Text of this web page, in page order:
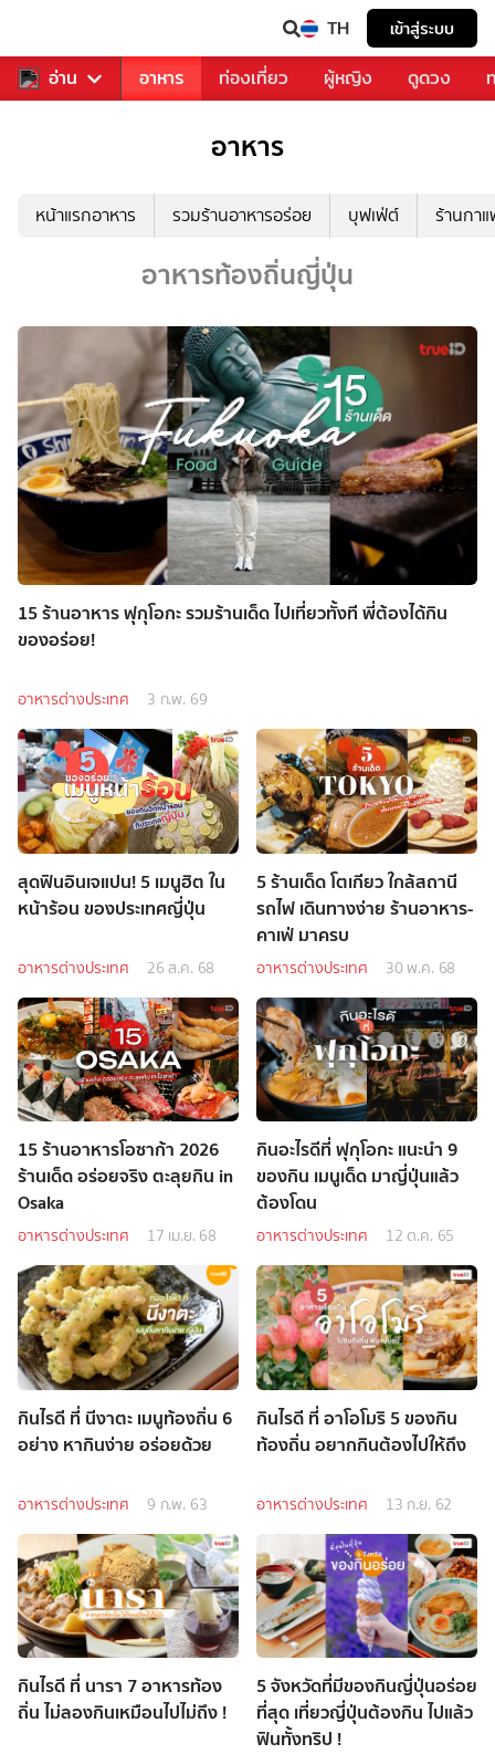
TH เข้าสู่ระบบ
อ่าน
รวงการเพลง อาหาร ท่องเที่ยว ผู้หญิง ดูดวง
อาหาร
หน้าแรกอาหาร รวมร้านอาหารอร่อย บุฟเฟ่ต์ ร้านกา
อาหารท้องถิ่นญี่ปุ่น
15 ร้านอาหาร ฟุกุโอกะ รวมร้านเด็ด ไปเที่ยวทั้งที พี่ต้องได้กิน
ของอร่อย!
อาหารต่างประเทศ 3 ก.พ. 69
สุดฟินอินเจแปน! 5 เมนูฮิต ใน
หน้าร้อน ของประเทศญี่ปุ่น
อาหารต่างประเทศ 26 ส.ค. 68
5 ร้านเด็ด โตเกียว ใกล้สถานี
รถไฟ เดินทางง่าย ร้านอาหาร-
คาเฟ่ มาครบ
อาหารต่างประเทศ 30 พ.ค. 68
15 ร้านอาหารโอซาก้า 2026
ร้านเด็ด อร่อยจริง ตะลุยกิน in
Osaka
อาหารต่างประเทศ 17 เม.ย. 68
กินอะไรดีที่ ฟุกุโอกะ แนะนำ 9
ของกิน เมนูเด็ด มาญี่ปุ่นแล้ว
ต้องโดน
อาหารต่างประเทศ 12 ต.ค. 65
กินไรดี ที่ นีงาตะ เมนูท้องถิ่น 6
อย่าง หากินง่าย อร่อยด้วย
อาหารต่างประเทศ 9 ก.พ. 63
กินไรดี ที่ อาโอโมริ 5 ของกิน
ท้องถิ่น อยากกินต้องไปให้ถึง
อาหารต่างประเทศ 13 ก.ย. 62
กินไรดี ที่ นารา 7 อาหารท้อง
ถิ่น ไม่ลองกินเหมือนไปไม่ถึง !
5 จังหวัดที่มีของกินญี่ปุ่นอร่อย
ที่สุด เที่ยวญี่ปุ่นต้องกิน ไปแล้ว
ฟินทั้งทริป !